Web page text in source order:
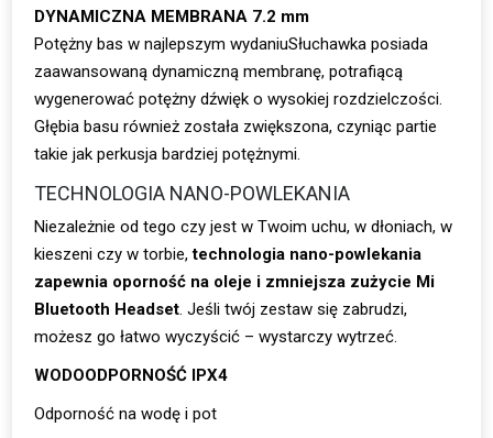
DYNAMICZNA MEMBRANA 7.2 mm
Potężny bas w najlepszym wydaniuSłuchawka posiada
zaawansowaną dynamiczną membranę, potrafiącą
wygenerować potężny dźwięk o wysokiej rozdzielczości.
Głębia basu również została zwiększona, czyniąc partie
takie jak perkusja bardziej potężnymi.
TECHNOLOGIA NANO-POWLEKANIA
Niezależnie od tego czy jest w Twoim uchu, w dłoniach, w
kieszeni czy w torbie,technologia nano-powlekania
zapewnia oporność na oleje i zmniejsza zużycie Mi
Bluetooth Headset. Jeśli twój zestaw się zabrudzi,
możesz go łatwo wyczyścić – wystarczy wytrzeć.
WODOODPORNOŚĆ IPX4
Odporność na wodę i pot